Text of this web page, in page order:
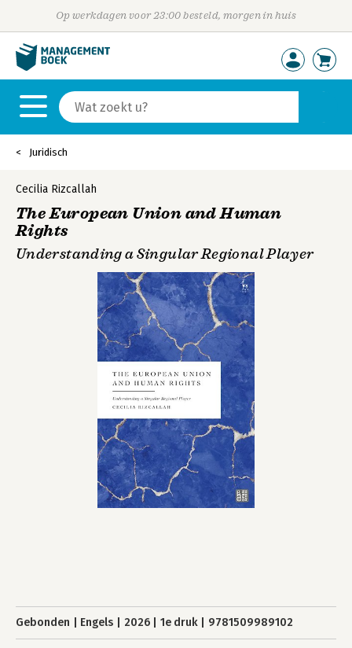
Op werkdagen voor 23:00 besteld, morgen in huis
Juridisch
Cecilia Rizcallah
The European Union and Human
Rights
Understanding a Singular Regional Player
Gebonden Engels 2026 1e druk 9781509989102